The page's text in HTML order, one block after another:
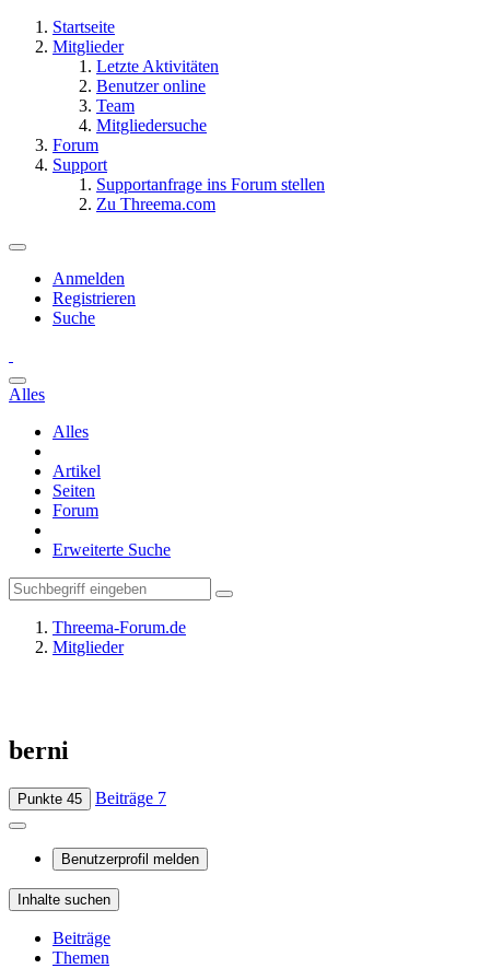
Startseite
Mitglieder
Letzte Aktivitäten
Benutzer online
Team
Mitgliedersuche
Forum
Support
Supportanfrage ins Forum stellen
Zu Threema.com
Anmelden
Registrieren
Suche
Alles
Alles
Artikel
Seiten
Forum
Erweiterte Suche
Threema-Forum.de
Mitglieder
berni
Punkte 45 Beiträge 7
Benutzerprofil melden
Inhalte suchen
Beiträge
Themen